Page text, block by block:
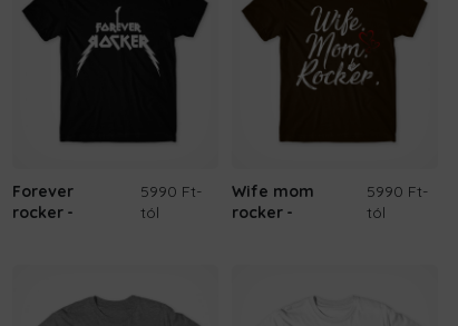
Forever
rocker
5990 Ft-
tól
Wife mom
rocker
5990 Ft-
tól